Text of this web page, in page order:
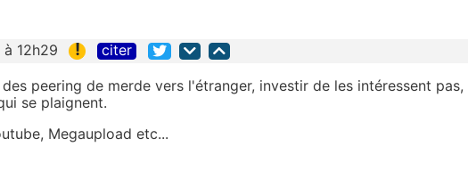
à 12h29 ! citer
peering de merde vers l'étranger, investir de les intéressent pas,
se plaignent.
Megaupload etc...